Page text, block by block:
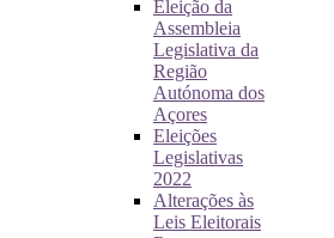
Eleição da
Assembleia
Legislativa da
Região
Autónoma dos
Açores
Eleições
Legislativas
2022
Alterações às
Leis Eleitorais